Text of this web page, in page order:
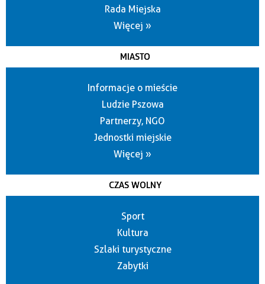
Rada Miejska
Więcej »
MIASTO
Informacje o mieście
Ludzie Pszowa
Partnerzy, NGO
Jednostki miejskie
Więcej »
CZAS WOLNY
Sport
Kultura
Szlaki turystyczne
Zabytki